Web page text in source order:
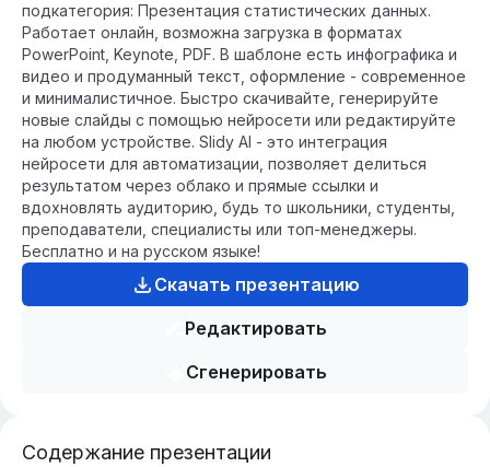
подкатегория: Презентация статистических данных.
Работает онлайн, возможна загрузка в форматах
PowerPoint, Keynote, PDF. В шаблоне есть инфографика и
видео и продуманный текст, оформление - современное
и минималистичное. Быстро скачивайте, генерируйте
новые слайды с помощью нейросети или редактируйте
на любом устройстве. Slidy AI - это интеграция
нейросети для автоматизации, позволяет делиться
результатом через облако и прямые ссылки и
вдохновлять аудиторию, будь то школьники, студенты,
преподаватели, специалисты или топ-менеджеры.
Бесплатно и на русском языке!
Скачать презентацию
Редактировать
Сгенерировать
Содержание презентации